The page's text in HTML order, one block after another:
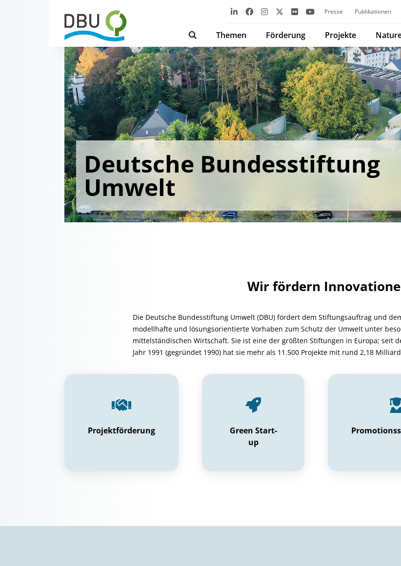
Presse Publikationen
Themen Förderung Projekte
Deutsche Bundesstiftung
Umwelt
Wir fördern
Die Deutsche Bundesstiftung Umwelt (DBU) fördert dem Stiftungsauftrag und
modellhafte und lösungsorientierte Vorhaben zum Schutz der Umwelt unter
mittelständischen Wirtschaft. Sie ist eine der größten Stiftungen in Europa; seit
Jahr 1991 (gegründet 1990) hat sie mehr als 11.500 Projekte mit rund 2,18
Projektförderung
Green Start-
up